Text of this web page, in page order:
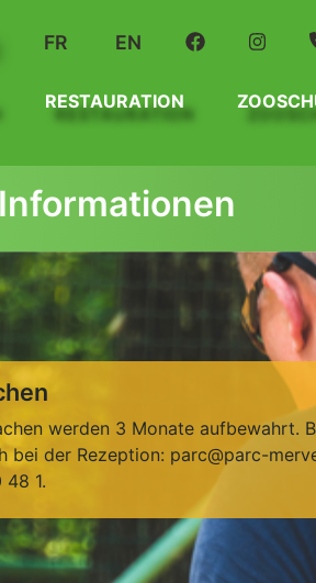
FR EN
RESTAURATION
werden 3 Monate aufbewahrt.
bei der Rezeption: parc@parc-
48 1.